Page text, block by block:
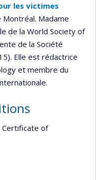
les victimes
Madame
de la World Society of
de la Société
Elle est rédactrice
et membre du
Certificate of